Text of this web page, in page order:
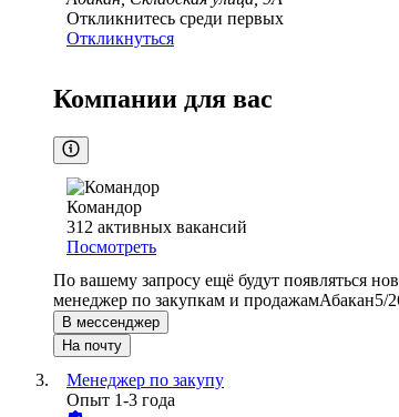
Откликнитесь среди первых
Откликнуться
Компании для вас
Командор
312 активных вакансий
Посмотреть
По вашему запросу ещё будут появляться
менеджер по закупкам и продажамАбакан5/2
В мессенджер
На почту
Менеджер по закупу
Опыт 1-3 года